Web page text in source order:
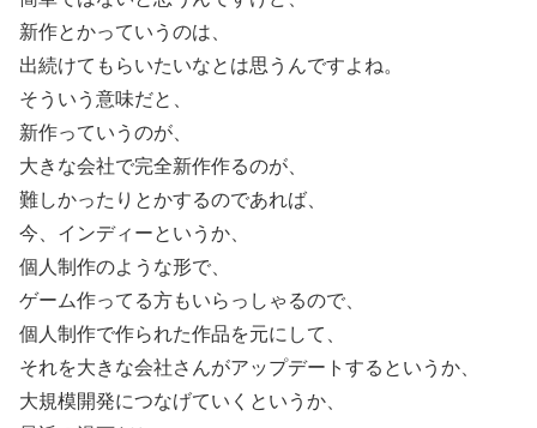
新作とかっていうのは、
出続けてもらいたいなとは思うんですよね。
そういう意味だと、
新作っていうのが、
大きな会社で完全新作作るのが、
難しかったりとかするのであれば、
今、インディーというか、
個人制作のような形で、
ゲーム作ってる方もいらっしゃるので、
個人制作で作られた作品を元にして、
それを大きな会社さんがアップデートするというか、
大規模開発につなげていくというか、